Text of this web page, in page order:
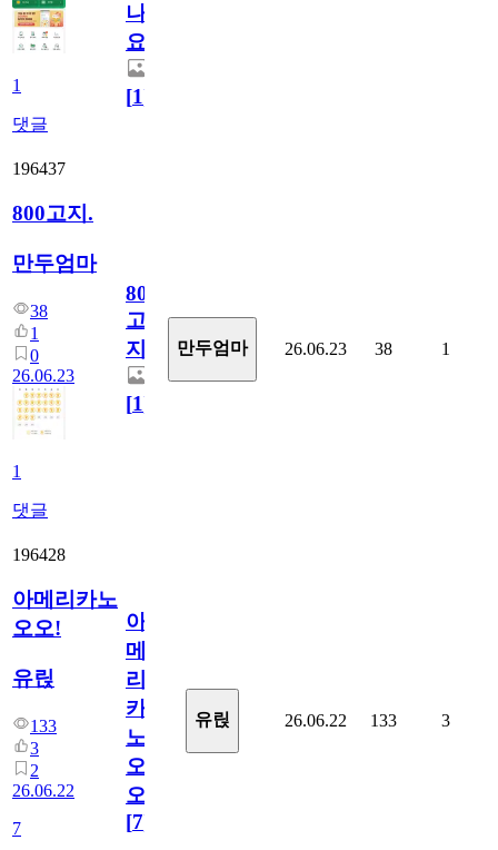
1
댓글
나
요)
[1]
196437
800고지.
만두엄마
38
1
0
26.06.23
1
댓글
800
고
지.
[1]
만두엄마 26.06.23 38 1
196428
아메리카노
오오!
유릱
133
3
2
26.06.22
7
아
메
리
카
노
오
오!
[7]
유릱 26.06.22 133 3